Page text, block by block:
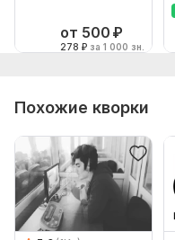
от 500 ₽
278 ₽ за 1 000 зн.
Похожие кворки